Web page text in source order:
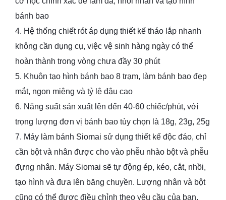
bánh bao
4. Hệ thống chiết rót áp dụng thiết kế tháo lắp nhanh
không cần dụng cụ, việc vệ sinh hàng ngày có thể
hoàn thành trong vòng chưa đầy 30 phút
5. Khuôn tạo hình bánh bao 8 trạm, làm bánh bao đẹp
mắt, ngon miệng và tỷ lệ đậu cao
6. Năng suất sản xuất lên đến 40-60 chiếc/phút, với
trọng lượng đơn vị bánh bao tùy chọn là 18g, 23g, 25g
7. Máy làm bánh Siomai sử dụng thiết kế độc đáo, chỉ
cần bột và nhân được cho vào phễu nhào bột và phễu
đựng nhân. Máy Siomai sẽ tự động ép, kéo, cắt, nhồi,
tạo hình và đưa lên băng chuyền. Lượng nhân và bột
cũng có thể được điều chỉnh theo yêu cầu của bạn.